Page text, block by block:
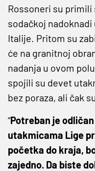
Rossoneri su primili
sodačkoj
Italije. Pritom su
će na granitnoj
nadanja u ovom
spojili su devet
bez poraza, ali čak
“Potreban je
utakmicama Lige
početka do kraja,
zajedno. Da biste